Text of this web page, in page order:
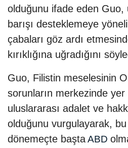
olduğunu ifade eden Guo,
barışı desteklemeye
çabaları göz ardı
kırıklığına uğradığını
Guo, Filistin meselesinin
sorunların merkezinde yer
uluslararası adalet ve
olduğunu vurgulayarak,
dönemeçte baştaABD